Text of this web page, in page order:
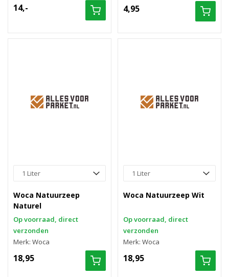
14,- 4,95
Woca Natuurzeep
Naturel
Op voorraad, direct
verzonden
Merk: Woca
18,95
Woca Natuurzeep Wit
Op voorraad, direct
verzonden
Merk: Woca
18,95